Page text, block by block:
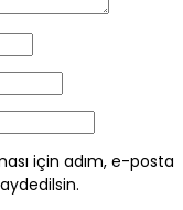
için adım, e-posta